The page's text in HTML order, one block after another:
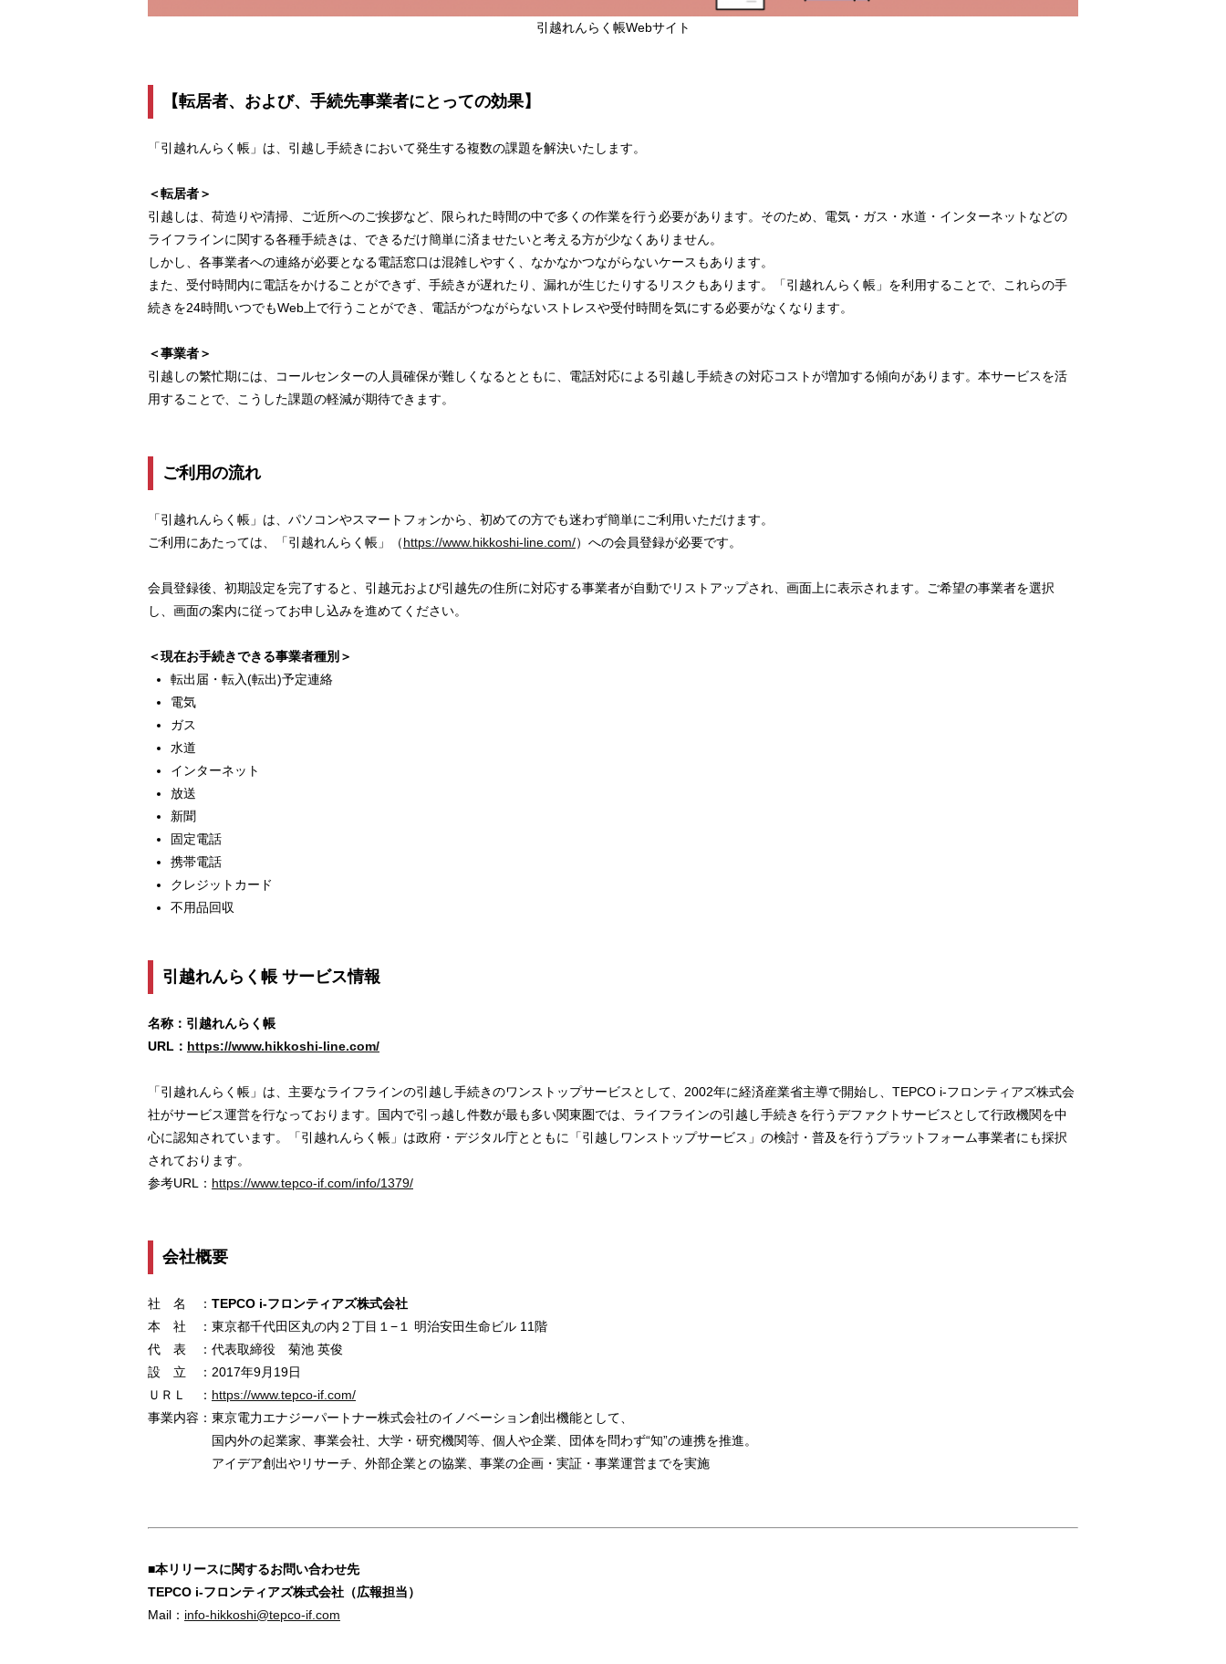
引越れんらく帳Webサイト
【転居者、および、手続先事業者にとっての効果】
「引越れんらく帳」は、引越し手続きにおいて発生する複数の課題を解決いたします。
＜転居者＞
引越しは、荷造りや清掃、ご近所へのご挨拶など、限られた時間の中で多くの作業を行う必要があります。そのため、電気・ガス・水道・インターネットなどの
ライフラインに関する各種手続きは、できるだけ簡単に済ませたいと考える方が少なくありません。
しかし、各事業者への連絡が必要となる電話窓口は混雑しやすく、なかなかつながらないケースもあります。
また、受付時間内に電話をかけることができず、手続きが遅れたり、漏れが生じたりするリスクもあります。「引越れんらく帳」を利用することで、これらの手
続きを24時間いつでもWeb上で行うことができ、電話がつながらないストレスや受付時間を気にする必要がなくなります。
＜事業者＞
引越しの繁忙期には、コールセンターの人員確保が難しくなるとともに、電話対応による引越し手続きの対応コストが増加する傾向があります。本サービスを活
用することで、こうした課題の軽減が期待できます。
ご利用の流れ
「引越れんらく帳」は、パソコンやスマートフォンから、初めての方でも迷わず簡単にご利用いただけます。
ご利用にあたっては、「引越れんらく帳」（https://www.hikkoshi-line.com/）への会員登録が必要です。
会員登録後、初期設定を完了すると、引越元および引越先の住所に対応する事業者が自動でリストアップされ、画面上に表示されます。ご希望の事業者を選択
し、画面の案内に従ってお申し込みを進めてください。
＜現在お手続きできる事業者種別＞
転出届・転入(転出)予定連絡
電気
ガス
水道
インターネット
放送
新聞
固定電話
携帯電話
クレジットカード
不用品回収
引越れんらく帳 サービス情報
名称：引越れんらく帳
URL： https://www.hikkoshi-line.com/
「引越れんらく帳」は、主要なライフラインの引越し⼿続きのワンストップサービスとして、2002年に経済産業省主導で開始し、TEPCO i-フロンティアズ株式会
社がサービス運営を行なっております。国内で引っ越し件数が最も多い関東圏では、ライフラインの引越し⼿続きを⾏うデファクトサービスとして⾏政機関を中
⼼に認知されています。「引越れんらく帳」は政府・デジタル庁とともに「引越しワンストップサービス」の検討・普及を⾏うプラットフォーム事業者にも採択
されております。
参考URL： https://www.tepco-if.com/info/1379/
会社概要
社 名 ： TEPCO i-フロンティアズ株式会社
本 社
： 東京都千代田区丸の内２丁目１−１ 明治安田生命ビル 11階
代 表
： 代表取締役 菊池 英俊
設 立
： 2017年9月19日
ＵＲＬ
： https://www.tepco-if.com/
事業内容 ： 東京電力エナジーパートナー株式会社のイノベーション創出機能として、
国内外の起業家、事業会社、大学・研究機関等、個人や企業、団体を問わず“知”の連携を推進。
アイデア創出やリサーチ、外部企業との協業、事業の企画・実証・事業運営までを実施
■本リリースに関するお問い合わせ先
TEPCO i-フロンティアズ株式会社（広報担当）
Mail： info-hikkoshi@tepco-if.com